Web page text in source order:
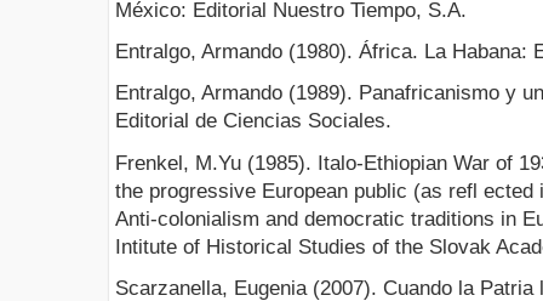
México: Editorial Nuestro Tiempo, S.A.
Entralgo, Armando (1980). África. La Habana:
Entralgo, Armando (1989). Panafricanismo y
Editorial de Ciencias Sociales.
Frenkel, M.Yu (1985). Italo-Ethiopian War of
the progressive European public (as refl ected
Anti-colonialism and democratic traditions in
Intitute of Historical Studies of the Slovak
Scarzanella, Eugenia (2007). Cuando la